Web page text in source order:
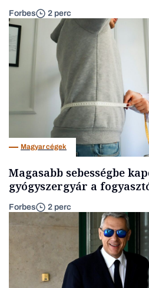
Forbes 2 perc
Magyar cégek
Magasabb sebességbe
gyógyszergyár a
Forbes 2 perc